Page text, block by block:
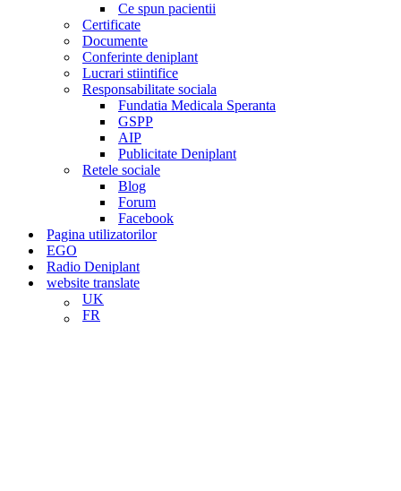
Ce spun pacientii
Certificate
Documente
Conferinte deniplant
Lucrari stiintifice
Responsabilitate sociala
Fundatia Medicala Speranta
GSPP
AIP
Publicitate Deniplant
Retele sociale
Blog
Forum
Facebook
Pagina utilizatorilor
EGO
Radio Deniplant
website translate
UK
FR